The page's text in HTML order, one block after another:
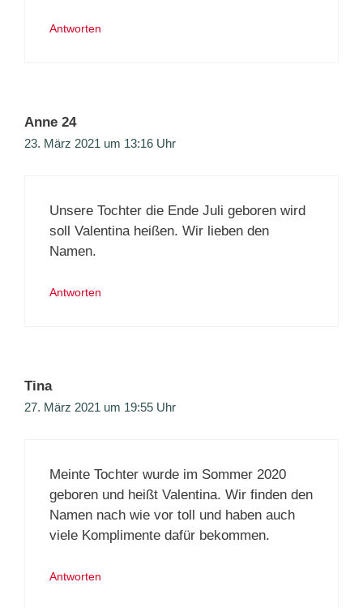
Antworten
Anne 24
23. März 2021 um 13:16 Uhr
Unsere Tochter die Ende Juli geboren wird
soll Valentina heißen. Wir lieben den
Namen.
Antworten
Tina
27. März 2021 um 19:55 Uhr
Meinte Tochter wurde im Sommer 2020
geboren und heißt Valentina. Wir finden den
Namen nach wie vor toll und haben auch
viele Komplimente dafür bekommen.
Antworten